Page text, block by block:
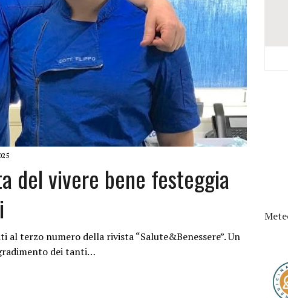
DELLA REGINA VOLUTO DA FRANCESCA E NICOLAS
del vivere bene festeggia
terzo numero della rivista “Salute&Benessere”. Un
dei tanti…